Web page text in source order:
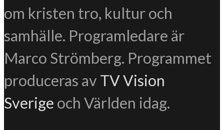
om kristen tro, kultur och
samhälle. Programledare är
Marco Strömberg. Programmet
produceras av TV Vision
Sverige och Världen idag.